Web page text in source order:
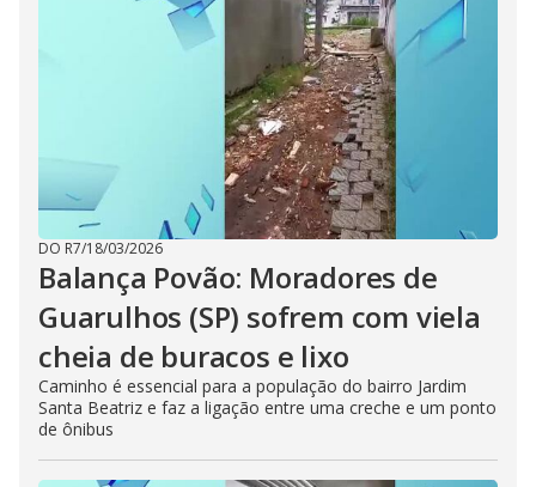
DO R7/18/03/2026
Balança Povão: Moradores de
Guarulhos (SP) sofrem com viela
cheia de buracos e lixo
Caminho é essencial para a população do bairro Jardim
Santa Beatriz e faz a ligação entre uma creche e um ponto
de ônibus